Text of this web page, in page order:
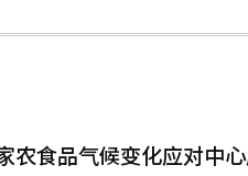
农食品气候变化应对中